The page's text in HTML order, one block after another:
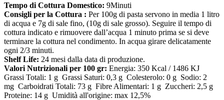
Tempo di Cottura Domestico: 9Minuti
Consigli per la Cottura : Per 100g di pasta servono in media 1 litro
di acqua e 7g di sale fino, (10g di sale grosso). Seguire il tempo di
cottura indicato e rimuovere dall’acqua 1 minuto prima se si deve
terminare la cottura nel condimento. In acqua girare delicatamente
ogni 2/3 minuti.
Shelf Life: 24 mesi dalla data di produzione.
Valori Nutrizionali per 100 gr: Energia: 350 Kcal / 1486 KJ
Grassi Totali: 1 g Grassi Saturi: 0,3 g Colesterolo: 0 g Sodio: 2
mg Carboidrati Totali: 73 g Fibre Alimentari: 1 g Zuccheri: 2,5 g
Proteine: 14 g Umidità all'origine: max 12,5%